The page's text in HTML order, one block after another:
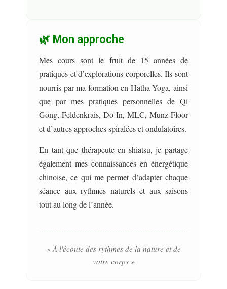
🌿 Mon approche
Mes cours sont le fruit de 15 années de
pratiques et d’explorations corporelles. Ils sont
nourris par ma formation en Hatha Yoga, ainsi
que par mes pratiques personnelles de Qi
Gong, Feldenkrais, Do-In, MLC, Munz Floor
et d’autres approches spiralées et ondulatoires.
En tant que thérapeute en shiatsu, je partage
également mes connaissances en énergétique
chinoise, ce qui me permet d’adapter chaque
séance aux rythmes naturels et aux saisons
tout au long de l’année.
« À l'écoute des rythmes de la nature et de
votre corps »